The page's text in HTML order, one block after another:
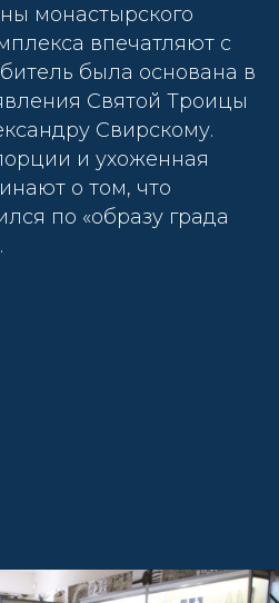
монастырского
впечатляют с
была основана в
Святой Троицы
Свирскому.
и ухоженная
о том, что
по «образу града